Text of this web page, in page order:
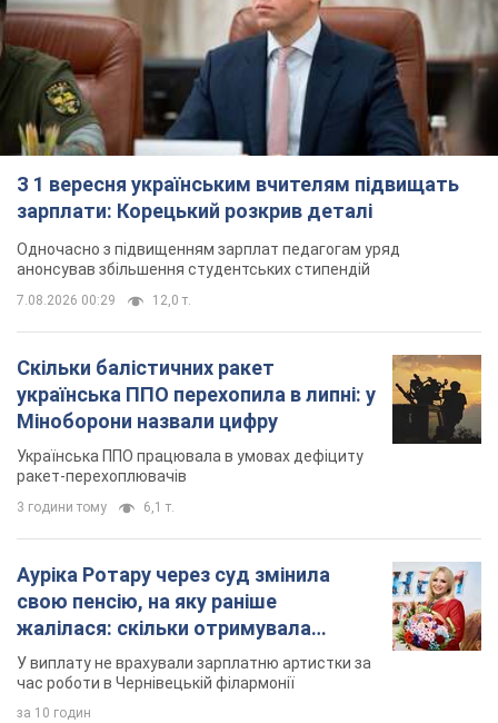
Одночасно з підвищенням зарплат педагогам уряд
анонсував збільшення студентських стипендій
7.08.2026 00:29
Скільки балістичних ракет
українська ППО перехопила в липні: у
Міноборони назвали цифру
ракет-перехоплювачів
Ауріка Ротару через суд змінила
свою пенсію, на яку раніше
жалілася: скільки отримувала
співачка
час роботи в Чернівецькій філармонії